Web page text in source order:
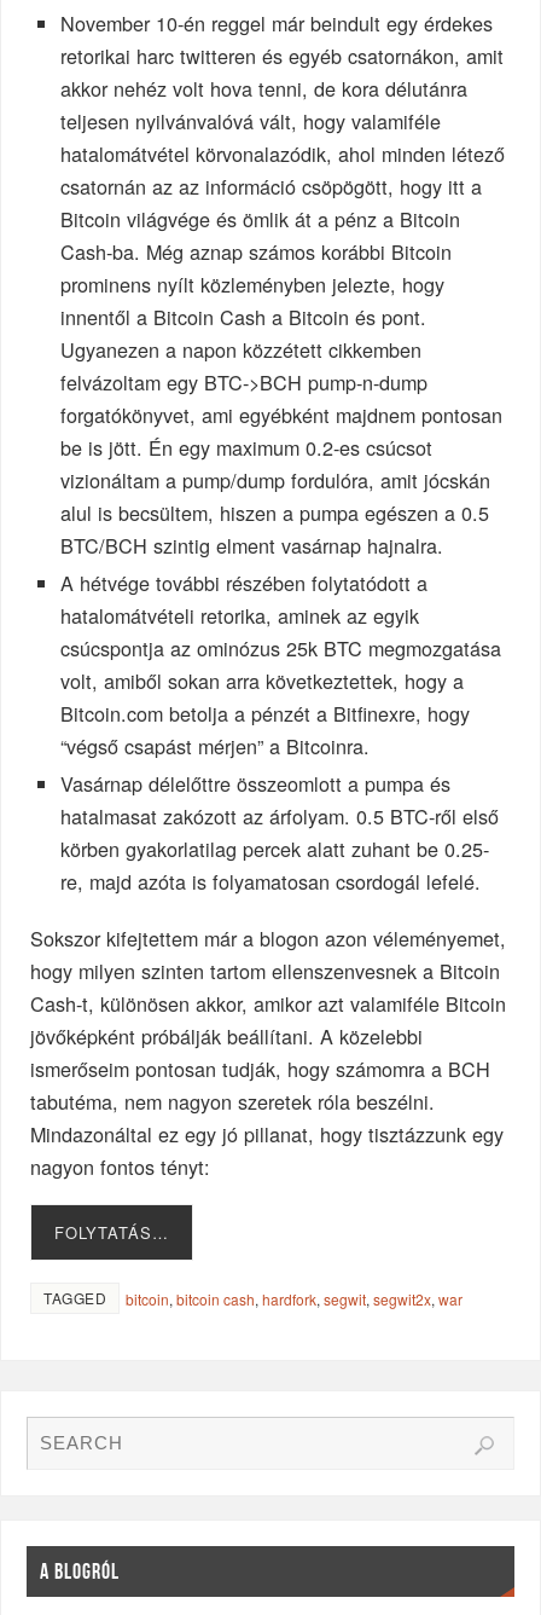
November 10-én reggel már beindult egy érdekes
retorikai harc twitteren és egyéb csatornákon, amit
akkor nehéz volt hova tenni, de kora délutánra
teljesen nyilvánvalóvá vált, hogy valamiféle
hatalomátvétel körvonalazódik, ahol minden létező
csatornán az az információ csöpögött, hogy itt a
Bitcoin világvége és ömlik át a pénz a Bitcoin
Cash-ba. Még aznap számos korábbi Bitcoin
prominens nyílt közleményben jelezte, hogy
innentől a Bitcoin Cash a Bitcoin és pont.
Ugyanezen a napon közzétett cikkemben
felvázoltam egy BTC->BCH pump-n-dump
forgatókönyvet, ami egyébként majdnem pontosan
be is jött. Én egy maximum 0.2-es csúcsot
vizionáltam a pump/dump fordulóra, amit jócskán
alul is becsültem, hiszen a pumpa egészen a 0.5
BTC/BCH szintig elment vasárnap hajnalra.
A hétvége további részében folytatódott a
hatalomátvételi retorika, aminek az egyik
csúcspontja az ominózus 25k BTC megmozgatása
volt, amiből sokan arra következtettek, hogy a
Bitcoin.com betolja a pénzét a Bitfinexre, hogy
“végső csapást mérjen” a Bitcoinra.
Vasárnap délelőttre összeomlott a pumpa és
hatalmasat zakózott az árfolyam. 0.5 BTC-ről első
körben gyakorlatilag percek alatt zuhant be 0.25-
re, majd azóta is folyamatosan csordogál lefelé.
Sokszor kifejtettem már a blogon azon véleményemet,
hogy milyen szinten tartom ellenszenvesnek a Bitcoin
Cash-t, különösen akkor, amikor azt valamiféle Bitcoin
jövőképként próbálják beállítani. A közelebbi
ismerőseim pontosan tudják, hogy számomra a BCH
tabutéma, nem nagyon szeretek róla beszélni.
Mindazonáltal ez egy jó pillanat, hogy tisztázzunk egy
nagyon fontos tényt:
FOLYTATÁS…
TAGGED bitcoin,bitcoin cash,hardfork,segwit,segwit2x,war
A BLOGRÓL